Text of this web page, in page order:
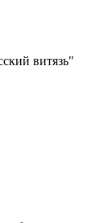
витязь"